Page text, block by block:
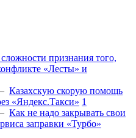
признания того,
«Лесты» и
Казахскую скорую помощь
«Яндекс.Такси» 1
Как не надо закрывать свои
заправки «Турбо»